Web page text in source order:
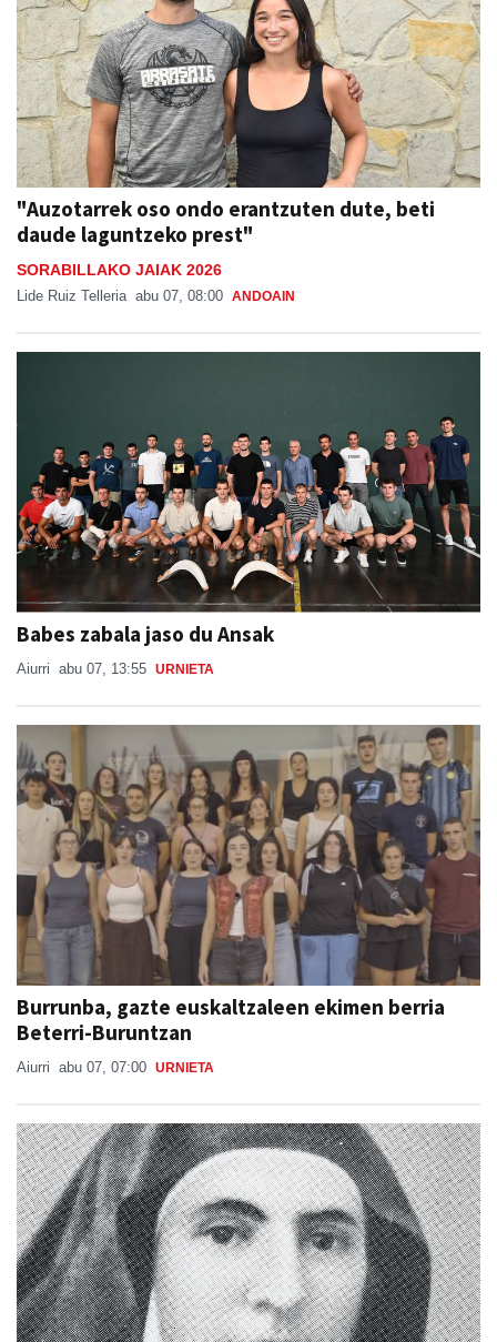
"Auzotarrek oso ondo erantzuten dute, beti
daude laguntzeko prest"
SORABILLAKO JAIAK 2026
Lide Ruiz Telleria abu 07, 08:00 ANDOAIN
Babes zabala jaso du Ansak
Aiurri abu 07, 13:55 URNIETA
Burrunba, gazte euskaltzaleen ekimen berria
Beterri-Buruntzan
Aiurri abu 07, 07:00 URNIETA